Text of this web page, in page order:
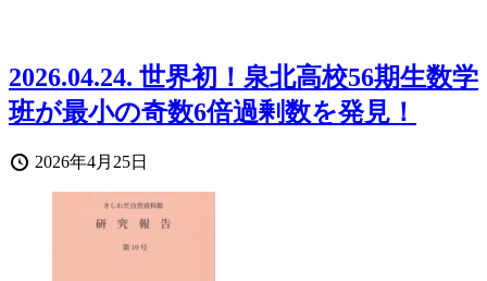
2026.04.24. 世界初！泉北高校56期生数学
班が最小の奇数6倍過剰数を発見！
投
2026年4月25日